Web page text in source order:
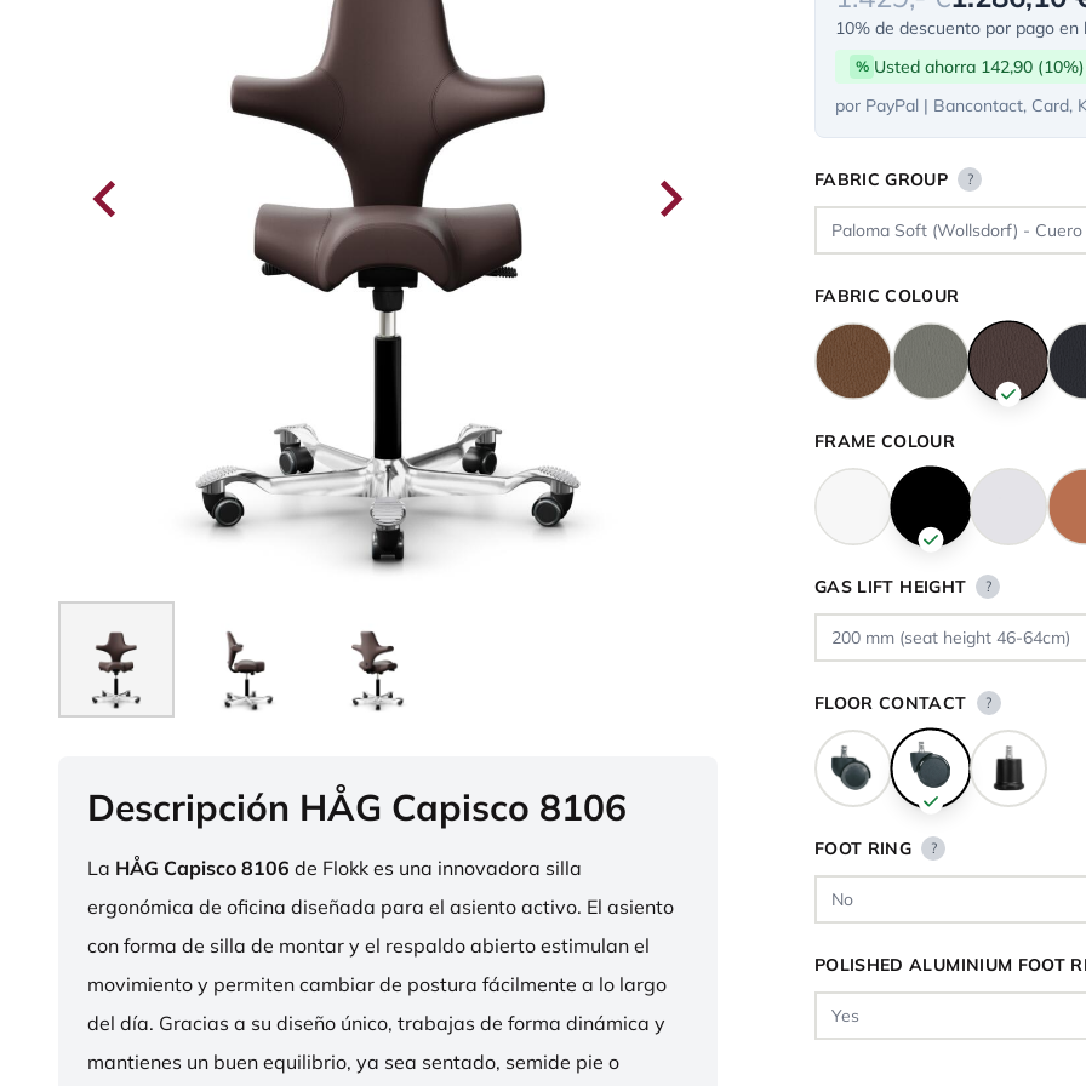
Descripción HÅG Capisco 8106
La HÅG Capisco 8106 de Flokk es una innovadora silla
ergonómica de oficina diseñada para el asiento activo. El asiento
con forma de silla de montar y el respaldo abierto estimulan el
movimiento y permiten cambiar de postura fácilmente a lo largo
del día. Gracias a su diseño único, trabajas de forma dinámica y
mantienes un buen equilibrio, ya sea sentado, semide pie o
10% de descuento por pago en
% Usted ahorra 142,90 (10%)
por PayPal | Bancontact, Card,
FABRIC GROUP ?
FABRIC COLOUR
FRAME COLOUR
GAS LIFT HEIGHT ?
FLOOR CONTACT ?
FOOT RING ?
POLISHED ALUMINIUM FOOT